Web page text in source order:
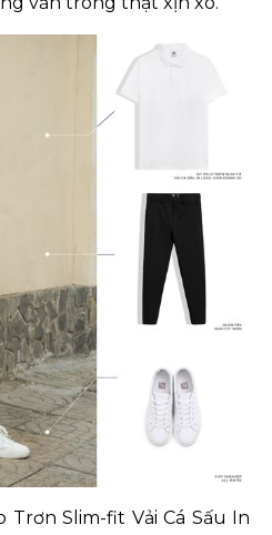
Trơn Slim-fit Vải Cá Sấu In